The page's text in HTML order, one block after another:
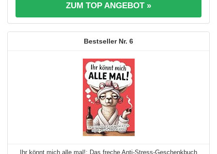
ZUM TOP ANGEBOT »
6
Ihr könnt mich alle mal!: Das freche Anti-Stress-Geschenkbuch